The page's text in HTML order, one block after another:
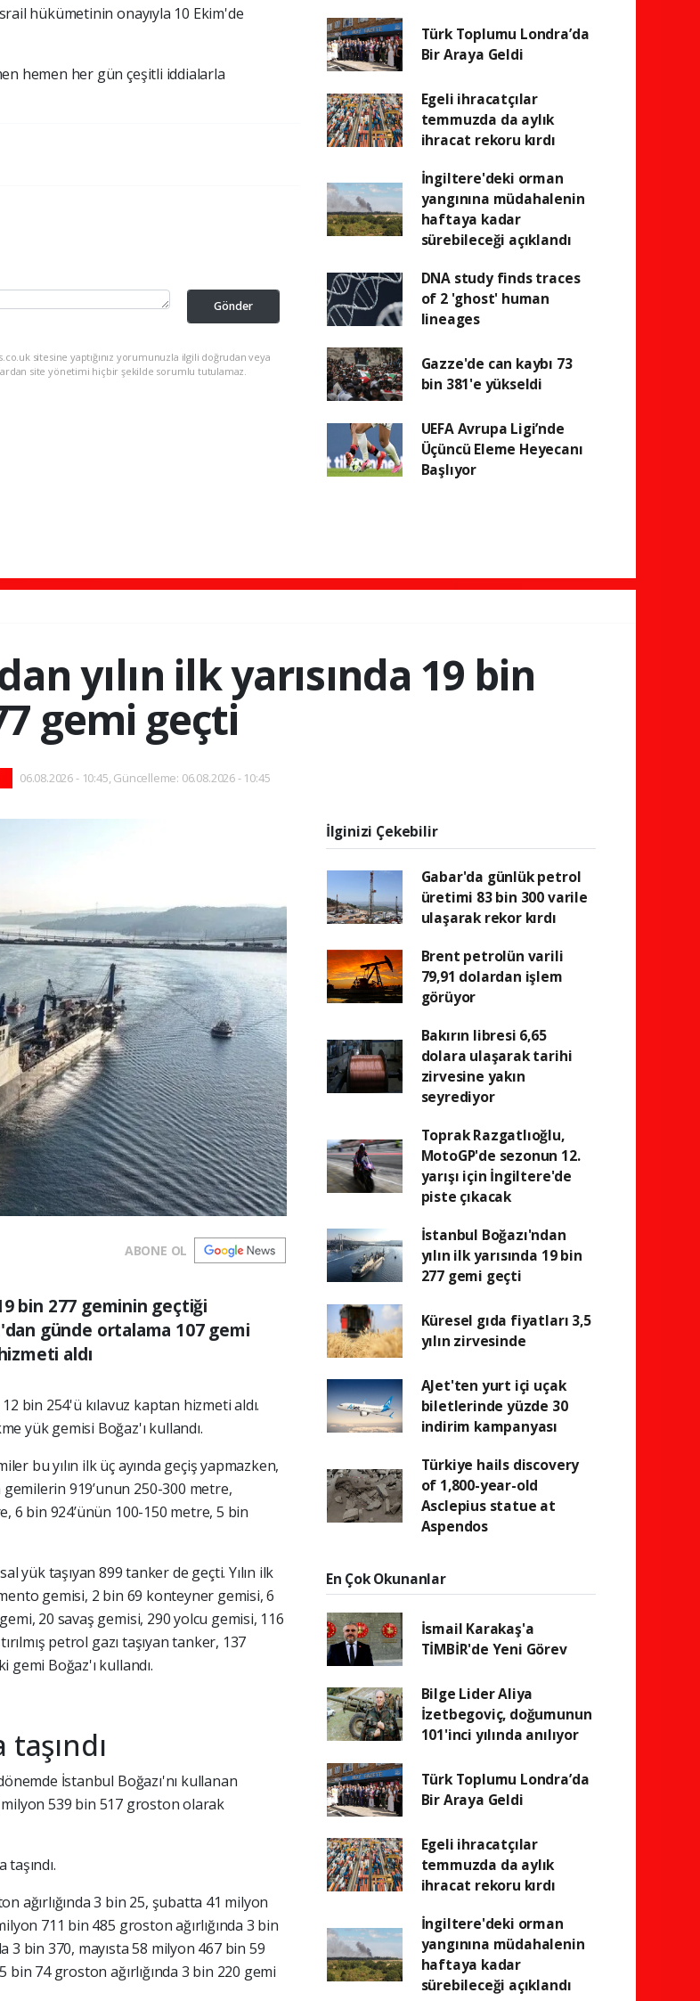
hükümetinin onayıyla 10 Ekim'de
hemen her gün çeşitli iddialarla
Gönder
sitesine yaptığınız yorumunuzla ilgili doğrudan veya
site yönetimi hiçbir şekilde sorumlu tutulamaz.
Türk Toplumu Londra’da
Bir Araya Geldi
Egeli ihracatçılar
temmuzda da aylık
ihracat rekoru kırdı
İngiltere'deki orman
yangınına müdahalenin
haftaya kadar
sürebileceği açıklandı
DNA study finds traces
of 2 'ghost' human
lineages
Gazze'de can kaybı 73
bin 381'e yükseldi
UEFA Avrupa Ligi’nde
Üçüncü Eleme Heyecanı
Başlıyor
yılın ilk yarısında 19 bin
gemi geçti
06.08.2026 - 10:45, Güncelleme: 06.08.2026 - 10:45
ABONE OL
bin 277 geminin geçtiği
günde ortalama 107 gemi
aldı
bin 254'ü kılavuz kaptan hizmeti aldı.
yük gemisi Boğaz'ı kullandı.
bu yılın ilk üç ayında geçiş yapmazken,
919’unun 250-300 metre,
6 bin 924’ünün 100-150 metre, 5 bin
yük taşıyan 899 tanker de geçti. Yılın ilk
gemisi, 2 bin 69 konteyner gemisi, 6
20 savaş gemisi, 290 yolcu gemisi, 116
petrol gazı taşıyan tanker, 137
Boğaz'ı kullandı.
İstanbul Boğazı'nı kullanan
milyon 539 bin 517 groston olarak
ağırlığında 3 bin 25, şubatta 41 milyon
711 bin 485 groston ağırlığında 3 bin
3 bin 370, mayısta 58 milyon 467 bin 59
bin 74 groston ağırlığında 3 bin 220 gemi
İlginizi Çekebilir
Gabar'da günlük petrol
üretimi 83 bin 300 varile
ulaşarak rekor kırdı
Brent petrolün varili
79,91 dolardan işlem
görüyor
Bakırın libresi 6,65
dolara ulaşarak tarihi
zirvesine yakın
seyrediyor
Toprak Razgatlıoğlu,
MotoGP'de sezonun 12.
yarışı için İngiltere'de
piste çıkacak
İstanbul Boğazı'ndan
yılın ilk yarısında 19 bin
277 gemi geçti
Küresel gıda fiyatları 3,5
yılın zirvesinde
AJet'ten yurt içi uçak
biletlerinde yüzde 30
indirim kampanyası
Türkiye hails discovery
of 1,800-year-old
Asclepius statue at
Aspendos
En Çok Okunanlar
İsmail Karakaş'a
TİMBİR'de Yeni Görev
Bilge Lider Aliya
İzetbegoviç, doğumunun
101'inci yılında anılıyor
Türk Toplumu Londra’da
Bir Araya Geldi
Egeli ihracatçılar
temmuzda da aylık
ihracat rekoru kırdı
İngiltere'deki orman
yangınına müdahalenin
haftaya kadar
sürebileceği açıklandı